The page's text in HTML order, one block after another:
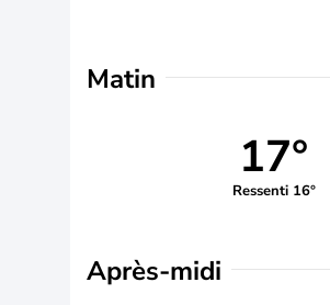
Matin
17°
Ressenti 16°
Après-midi